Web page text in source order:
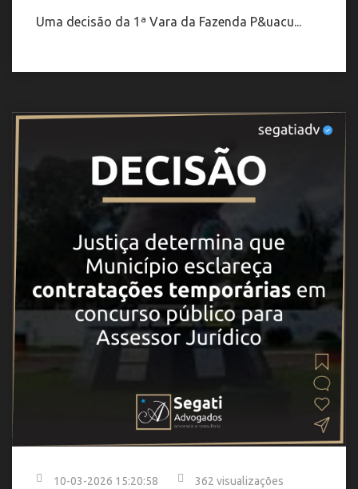
Uma decisão da 1ª Vara da Fazenda P&uacu...
10-03-2026 15:20:58 362 visualizações